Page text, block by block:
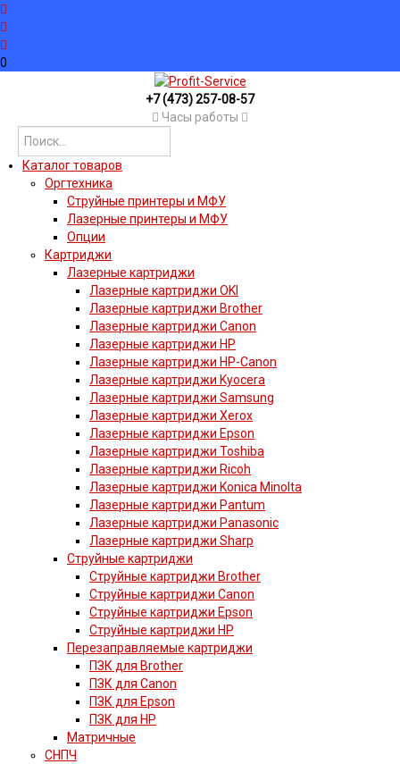
0
+7 (473) 257-08-57
Часы работы
Каталог товаров
Оргтехника
Струйные принтеры и МФУ
Лазерные принтеры и МФУ
Опции
Картриджи
Лазерные картриджи
Лазерные картриджи OKI
Лазерные картриджи Brother
Лазерные картриджи Canon
Лазерные картриджи HP
Лазерные картриджи HP-Canon
Лазерные картриджи Kyocera
Лазерные картриджи Samsung
Лазерные картриджи Xerox
Лазерные картриджи Epson
Лазерные картриджи Toshiba
Лазерные картриджи Ricoh
Лазерные картриджи Konica Minolta
Лазерные картриджи Pantum
Лазерные картриджи Panasonic
Лазерные картриджи Sharp
Струйные картриджи
Струйные картриджи Brother
Струйные картриджи Canon
Струйные картриджи Epson
Струйные картриджи HP
Перезаправляемые картриджи
ПЗК для Brother
ПЗК для Canon
ПЗК для Epson
ПЗК для HP
Матричные
СНПЧ